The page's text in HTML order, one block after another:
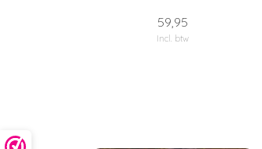
59,95
Incl. btw